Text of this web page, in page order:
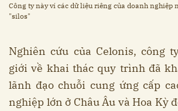
Công ty này ví các dữ liệu riêng của doanh nghiệp
"silos"
Nghiên cứu của Celonis, công
giới về khai thác quy trình đã
lãnh đạo chuỗi cung ứng cấp
nghiệp lớn ở Châu Âu và Hoa Kỳ